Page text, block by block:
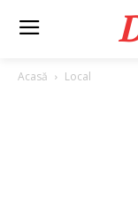
Acasă Local